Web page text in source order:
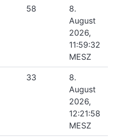
58
8.
August
2026,
11:59:32
MESZ
33
8.
August
2026,
12:21:58
MESZ